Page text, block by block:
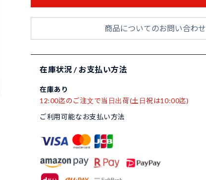
商品についてのお問い合わせ
在庫状況 / お支払い方法
在庫あり
12:00迄のご注文で当日出荷(土日祝は10:00迄)
ご利用可能なお支払い方法